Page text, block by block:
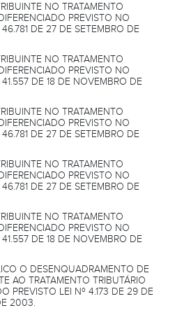
NO TRATAMENTO
PREVISTO NO
DE 27 DE SETEMBRO DE
NO TRATAMENTO
PREVISTO NO
DE 18 DE NOVEMBRO DE
NO TRATAMENTO
PREVISTO NO
DE 27 DE SETEMBRO DE
NO TRATAMENTO
PREVISTO NO
DE 27 DE SETEMBRO DE
NO TRATAMENTO
PREVISTO NO
DE 18 DE NOVEMBRO DE
O DESENQUADRAMENTO DE
AO TRATAMENTO TRIBUTÁRIO
PREVISTO LEI Nº 4.173 DE 29 DE
2003.